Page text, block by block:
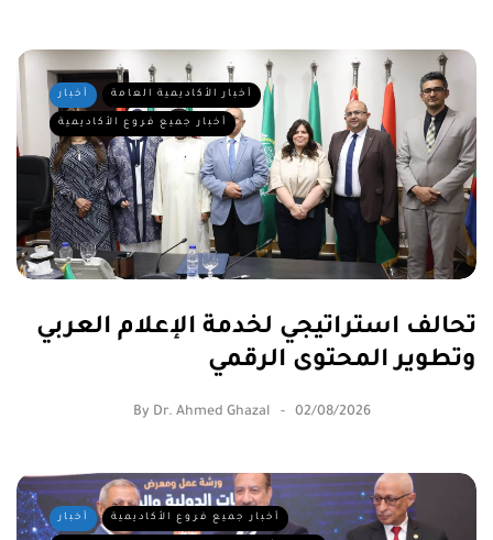
أخبار أخبار الأكاديمية العامة
أخبار جميع فروع الأكاديمية
تحالف استراتيجي لخدمة الإعلام العربي
وتطوير المحتوى الرقمي
By Dr. Ahmed Ghazal 02/08/2026
أخبار أخبار جميع فروع الأكاديمية